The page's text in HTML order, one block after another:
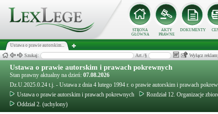
STRONA
GŁÓWNA
AKTY
PRAWNE
DOKUMENTY
Ustawa o prawie autorskim...
Szukaj: Art./§ Wyłącz
Ustawa o prawie autorskim i prawach pokrewnych
Stan prawny aktualny na dzień: 07.08.2026
Dz.U.2025.0.24 t.j. - Ustawa z dnia 4 lutego 1994 r. o prawie autorskim i prawach
Ustawa o prawie autorskim i prawach pokrewnych
Rozdział 12. Organizacje
Oddział 2. (uchylony)